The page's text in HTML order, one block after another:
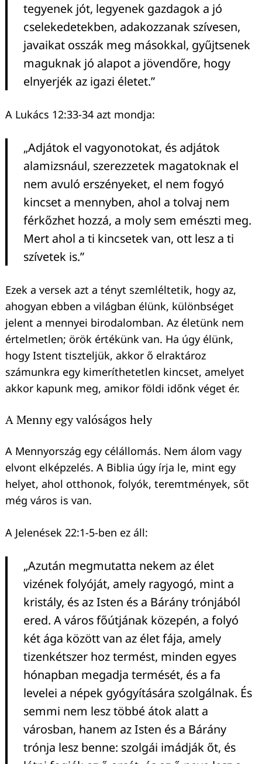
tegyenek jót, legyenek gazdagok a jó
cselekedetekben, adakozzanak szívesen,
javaikat osszák meg másokkal, gyűjtsenek
maguknak jó alapot a jövendőre, hogy
elnyerjék az igazi életet.”
A Lukács 12:33-34 azt mondja:
„Adjátok el vagyonotokat, és adjátok
alamizsnául, szerezzetek magatoknak el
nem avuló erszényeket, el nem fogyó
kincset a mennyben, ahol a tolvaj nem
férkőzhet hozzá, a moly sem emészti meg.
Mert ahol a ti kincsetek van, ott lesz a ti
szívetek is.”
Ezek a versek azt a tényt szemléltetik, hogy az,
ahogyan ebben a világban élünk, különbséget
jelent a mennyei birodalomban. Az életünk nem
értelmetlen; örök értékünk van. Ha úgy élünk,
hogy Istent tiszteljük, akkor ő elraktároz
számunkra egy kimeríthetetlen kincset, amelyet
akkor kapunk meg, amikor földi időnk véget ér.
A Menny egy valóságos hely
A Mennyország egy célállomás. Nem álom vagy
elvont elképzelés. A Biblia úgy írja le, mint egy
helyet, ahol otthonok, folyók, teremtmények, sőt
még város is van.
A Jelenések 22:1-5-ben ez áll:
„Azután megmutatta nekem az élet
vizének folyóját, amely ragyogó, mint a
kristály, és az Isten és a Bárány trónjából
ered. A város főútjának közepén, a folyó
két ága között van az élet fája, amely
tizenkétszer hoz termést, minden egyes
hónapban megadja termését, és a fa
levelei a népek gyógyítására szolgálnak. És
semmi nem lesz többé átok alatt a
városban, hanem az Isten és a Bárány
trónja lesz benne: szolgái imádják őt, és
Keresés: